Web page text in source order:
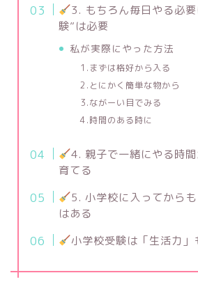
3. もちろん毎日やる必
験”は必要
私が実際にやった方法
1.まずは格好から入る
2.とにかく簡単な物から
3.ながーい目でみる
4.時間のある時に
4. 親子で一緒にやる時
育てる
5. 小学校に入ってからも
はある
小学校受験は「生活力」